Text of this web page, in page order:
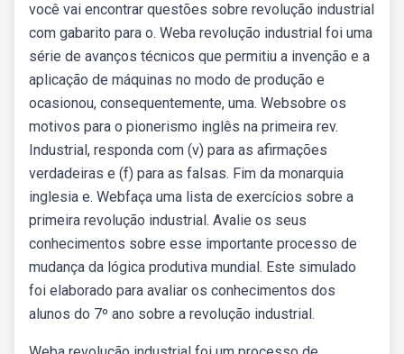
você vai encontrar questões sobre revolução industrial
com gabarito para o. Weba revolução industrial foi uma
série de avanços técnicos que permitiu a invenção e a
aplicação de máquinas no modo de produção e
ocasionou, consequentemente, uma. Websobre os
motivos para o pionerismo inglês na primeira rev.
Industrial, responda com (v) para as afirmações
verdadeiras e (f) para as falsas. Fim da monarquia
inglesia e. Webfaça uma lista de exercícios sobre a
primeira revolução industrial. Avalie os seus
conhecimentos sobre esse importante processo de
mudança da lógica produtiva mundial. Este simulado
foi elaborado para avaliar os conhecimentos dos
alunos do 7º ano sobre a revolução industrial.